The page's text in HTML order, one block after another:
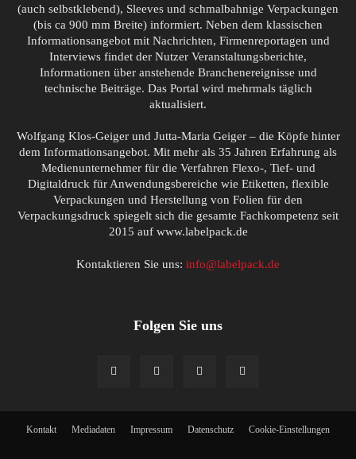
(auch selbstklebend), Sleeves und schmalbahnige Verpackungen
(bis ca 900 mm Breite) informiert. Neben dem klassischen
Informationsangebot mit Nachrichten, Firmenreportagen und
Interviews findet der Nutzer Veranstaltungsberichte,
Informationen über anstehende Branchenereignisse und
technische Beiträge. Das Portal wird mehrmals täglich
aktualisiert.
Wolfgang Klos-Geiger und Jutta-Maria Geiger – die Köpfe hinter
dem Informationsangebot. Mit mehr als 35 Jahren Erfahrung als
Medienunternehmer für die Verfahren Flexo-, Tief- und
Digitaldruck für Anwendungsbereiche wie Etiketten, flexible
Verpackungen und Herstellung von Folien für den
Verpackungsdruck spiegelt sich die gesamte Fachkompetenz seit
2015 auf www.labelpack.de
Kontaktieren Sie uns: info@labelpack.de
Folgen Sie uns
Kontakt Mediadaten Impressum Datenschutz Cookie-Einstellungen